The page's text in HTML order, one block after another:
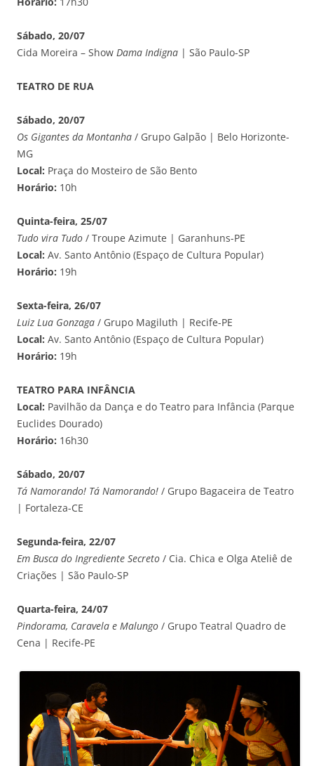
Sábado, 20/07
Cida Moreira – Show Dama Indigna | São Paulo-SP
TEATRO DE RUA
Sábado, 20/07
Os Gigantes da Montanha / Grupo Galpão | Belo Horizonte-
MG
Local: Praça do Mosteiro de São Bento
Horário: 10h
Quinta-feira, 25/07
Tudo vira Tudo / Troupe Azimute | Garanhuns-PE
Local: Av. Santo Antônio (Espaço de Cultura Popular)
Horário: 19h
Sexta-feira, 26/07
Luiz Lua Gonzaga / Grupo Magiluth | Recife-PE
Local: Av. Santo Antônio (Espaço de Cultura Popular)
Horário: 19h
TEATRO PARA INFÂNCIA
Local: Pavilhão da Dança e do Teatro para Infância (Parque
Euclides Dourado)
Horário: 16h30
Sábado, 20/07
Tá Namorando! Tá Namorando! / Grupo Bagaceira de Teatro
| Fortaleza-CE
Segunda-feira, 22/07
Em Busca do Ingrediente Secreto / Cia. Chica e Olga Ateliê de
Criações | São Paulo-SP
Quarta-feira, 24/07
Pindorama, Caravela e Malungo / Grupo Teatral Quadro de
Cena | Recife-PE